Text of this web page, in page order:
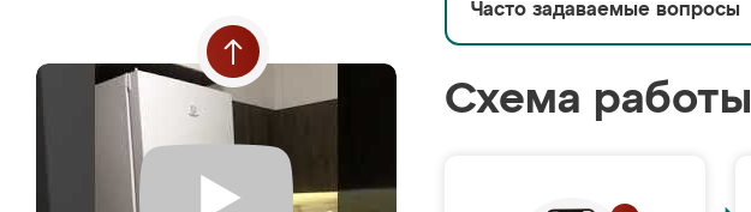
Часто задаваемые вопросы
Схема работы